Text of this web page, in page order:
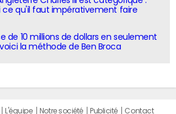
ce qu'il faut impérativement faire
de 10 millions de dollars en seulement
la méthode de Ben Broca
L'équipe Notre société Publicité Contact